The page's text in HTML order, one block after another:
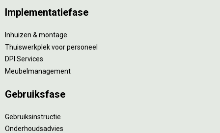
Implementatiefase
Inhuizen & montage
Thuiswerkplek voor personeel
DPI Services
Meubelmanagement
Gebruiksfase
Gebruiksinstructie
Onderhoudsadvies